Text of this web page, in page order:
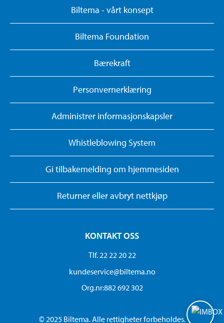
Biltema - vårt konsept
Biltema Foundation
Bærekraft
Personvernerklæring
Administrer informasjonskapsler
Whistleblowing System
Gi tilbakemelding om hjemmesiden
Returner eller avbryt nettkjøp
KONTAKT OSS
Tlf. 22 22 20 22
kundeservice@biltema.no
Org.nr:882 692 302
© 2025 Biltema. Alle rettigheter forbeholdes.